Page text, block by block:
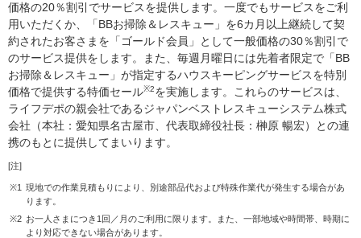
価格の20％割引でサービスを提供します。一度でもサービスをご利
用いただくか、「BBお掃除＆レスキュー」を6カ月以上継続して契
約されたお客さまを「ゴールド会員」として一般価格の30％割引で
のサービス提供をします。また、毎週月曜日には先着者限定で「BB
お掃除＆レスキュー」が指定するハウスキーピングサービスを特別
価格で提供する特価セール※2を実施します。これらのサービスは、
ライフデポの親会社であるジャパンベストレスキューシステム株式
会社（本社：愛知県名古屋市、代表取締役社長：榊原 暢宏）との連
携のもとに提供してまいります。
[注]
※1 現地での作業見積もりにより、別途部品代および特殊作業代が発生する場合があ
ります。
※2 お一人さまにつき1回／月のご利用に限ります。また、一部地域や時間帯、時期に
より対応できない場合があります。